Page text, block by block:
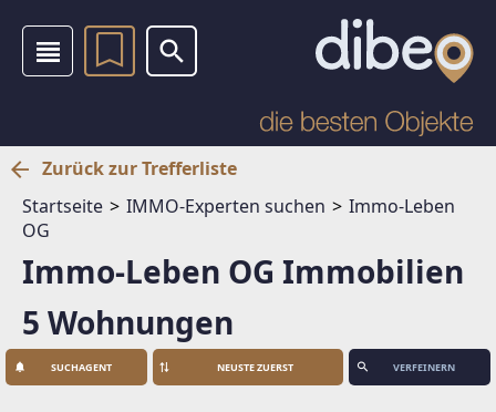
Zurück zur Trefferliste
Startseite
IMMO-Experten suchen
Immo-Leben
OG
Immo-Leben OG Immobilien
5 Wohnungen
SUCHAGENT VERFEINERN